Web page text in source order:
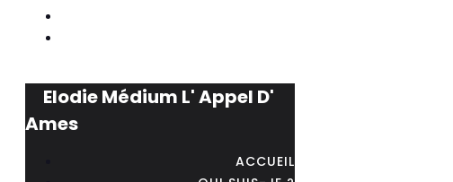
Elodie Médium L' Appel D'
Ames
ACCUEIL